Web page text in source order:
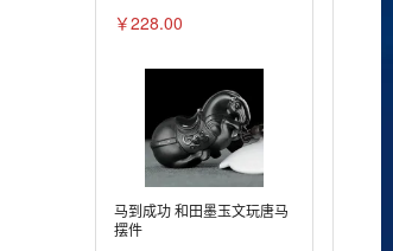
￥228.00
马到成功 和田墨玉文玩唐马
摆件